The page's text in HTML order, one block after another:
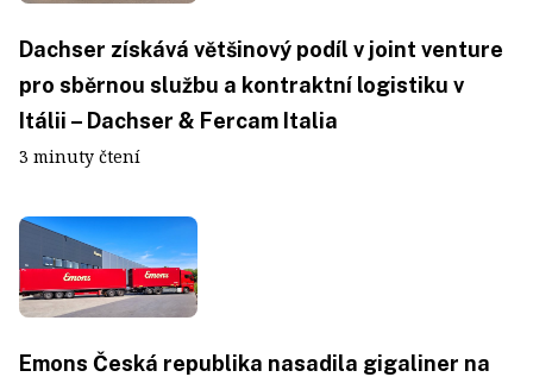
Dachser získává většinový podíl v joint venture
pro sběrnou službu a kontraktní logistiku v
Itálii – Dachser & Fercam Italia
3 minuty čtení
Emons Česká republika nasadila gigaliner na